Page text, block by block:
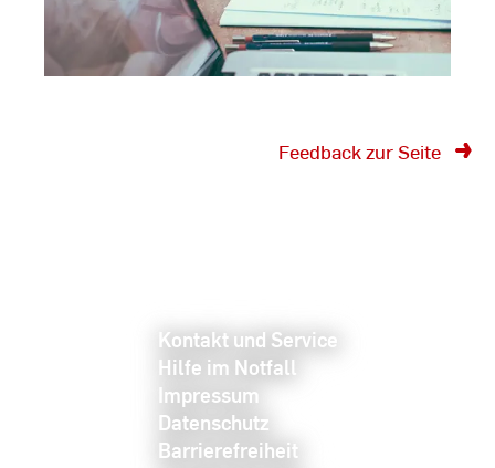
Feedback zur Seite
Kontakt und Service
Hilfe im Notfall
Impressum
Datenschutz
Barrierefreiheit